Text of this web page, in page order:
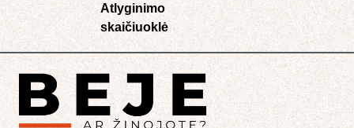
Atlyginimo
skaičiuoklė​